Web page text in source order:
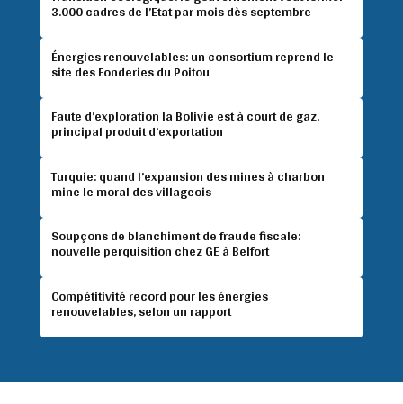
3.000 cadres de l’Etat par mois dès septembre
Énergies renouvelables: un consortium reprend le
site des Fonderies du Poitou
Faute d’exploration la Bolivie est à court de gaz,
principal produit d’exportation
Turquie: quand l’expansion des mines à charbon
mine le moral des villageois
Soupçons de blanchiment de fraude fiscale:
nouvelle perquisition chez GE à Belfort
Compétitivité record pour les énergies
renouvelables, selon un rapport